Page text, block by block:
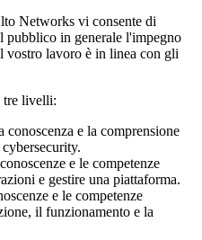
Networks vi consente di
pubblico in generale l'impegno
vostro lavoro è in linea con gli
tre livelli:
conoscenza e la comprensione
e le competenze
e gestire una piattaforma.
e le competenze
il funzionamento e la